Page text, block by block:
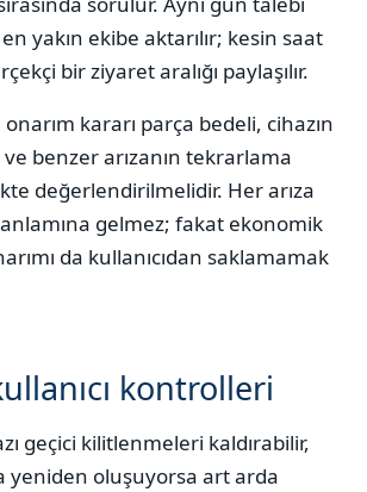
yakın ekibe aktarılır; kesin saat
bir ziyaret aralığı paylaşılır.
kararı parça bedeli, cihazın
benzer arızanın tekrarlama
değerlendirilmelidir. Her arıza
gelmez; fakat ekonomik
da kullanıcıdan saklamamak
kontrolleri
geçici kilitlenmeleri kaldırabilir,
yeniden oluşuyorsa art arda